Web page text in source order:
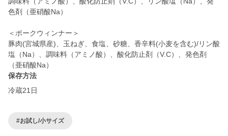
色剤（亜硝酸Na）
＜ポークウィンナー＞
豚肉(宮城県産)、玉ねぎ、食塩、砂糖、香辛料(小麦を含む)/リン酸
塩（Na）、調味料（アミノ酸）、酸化防止剤（V.C）、発色剤
（亜硝酸Na）
保存方法
冷蔵21日
#お試し/小サイズ